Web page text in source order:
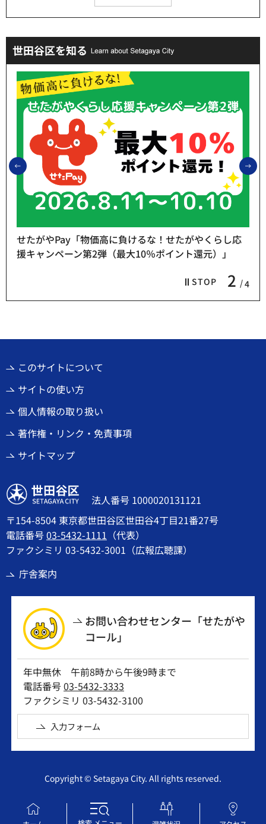
世田谷区を知る
前のスライドを表示
STOP 2 4
せたがやPay「物価高に負けるな！せたがやくらし応
援キャンペーン第2弾（最大10％ポイント還元）」
このサイトについて
サイトの使い方
個人情報の取り扱い
著作権・リンク・免責事項
サイトマップ
世田谷区
法人番号 1000020131121
〒154-8504 東京都世田谷区世田谷4丁目21番27号
電話番号03-5432-1111 （代表）
ファクシミリ 03-5432-3001（広報広聴課）
庁舎案内
お問い合わせセンター「せたがや
コール」
年中無休 午前8時から午後9時まで
電話番号03-5432-3333
ファクシミリ 03-5432-3100
入力フォーム
Copyright © Setagaya City. All rights reserved.